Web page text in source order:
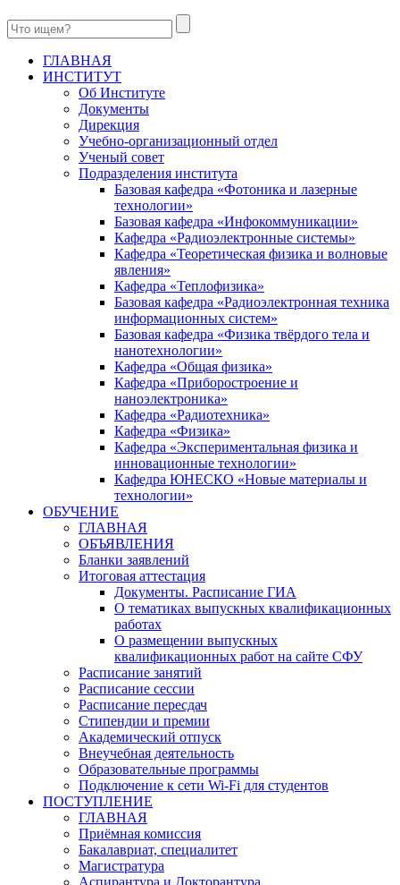
ГЛАВНАЯ
ИНСТИТУТ
Об Институте
Документы
Дирекция
Учебно-организационный отдел
Ученый совет
Подразделения института
Базовая кафедра «Фотоника и лазерные
технологии»
Базовая кафедра «Инфокоммуникации»
Кафедра «Радиоэлектронные системы»
Кафедра «Теоретическая физика и волновые
явления»
Кафедра «Теплофизика»
Базовая кафедра «Радиоэлектронная техника
информационных систем»
Базовая кафедра «Физика твёрдого тела и
нанотехнологии»
Кафедра «Общая физика»
Кафедра «Приборостроение и
наноэлектроника»
Кафедра «Радиотехника»
Кафедра «Физика»
Кафедра «Экспериментальная физика и
инновационные технологии»
Кафедра ЮНЕСКО «Новые материалы и
технологии»
ОБУЧЕНИЕ
ГЛАВНАЯ
ОБЪЯВЛЕНИЯ
Бланки заявлений
Итоговая аттестация
Документы. Расписание ГИА
О тематиках выпускных квалификационных
работах
О размещении выпускных
квалификационных работ на сайте СФУ
Расписание занятий
Расписание сессии
Расписание пересдач
Стипендии и премии
Академический отпуск
Внеучебная деятельность
Образовательные программы
Подключение к сети Wi-Fi для студентов
ПОСТУПЛЕНИЕ
ГЛАВНАЯ
Приёмная комиссия
Бакалавриат, специалитет
Магистратура
Аспирантура и Докторантура